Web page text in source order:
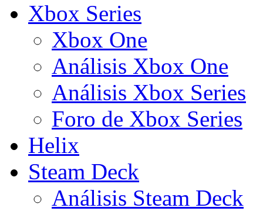
Xbox Series
Xbox One
Análisis Xbox One
Análisis Xbox Series
Foro de Xbox Series
Helix
Steam Deck
Análisis Steam Deck